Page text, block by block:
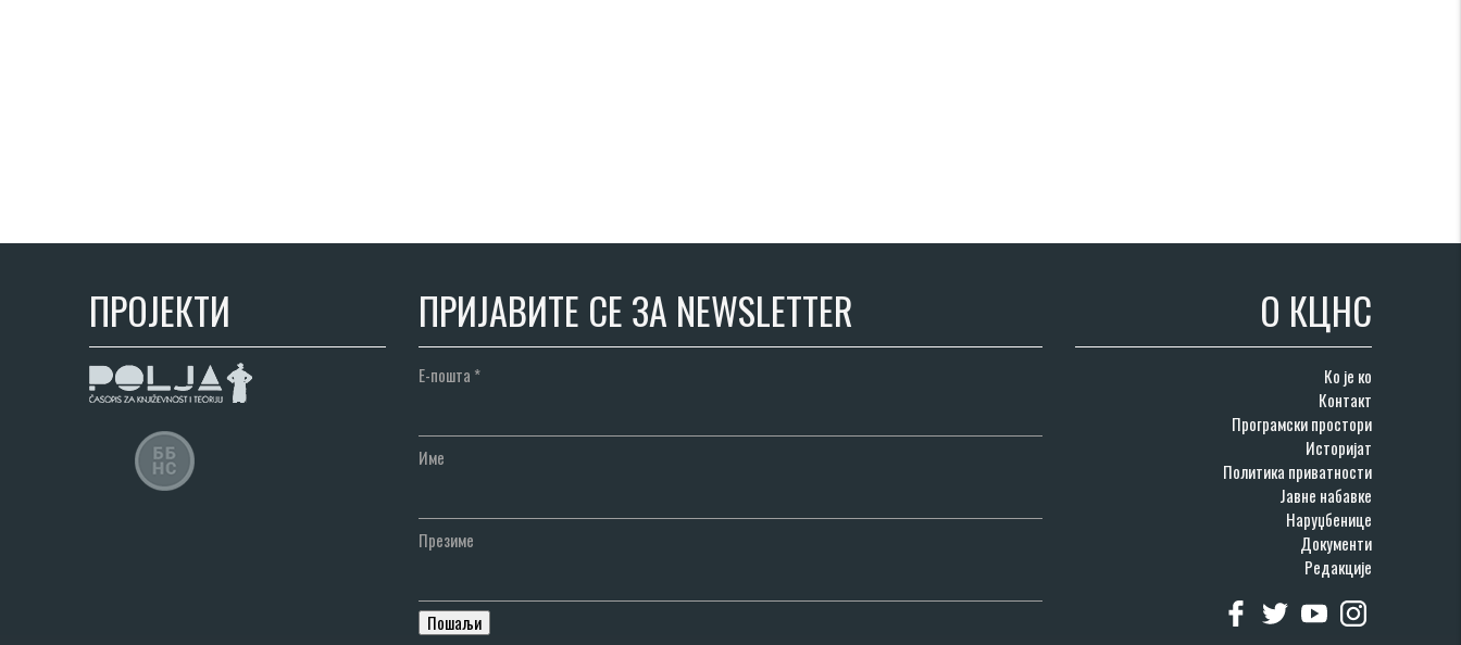
ПРОЈЕКТИ ПРИЈАВИТЕ СЕ ЗА NEWSLETTER
Е-пошта *
Име
Презиме
О КЦНС
Ко је ко
Контакт
Програмски простори
Историјат
Политика приватности
Јавне набавке
Наруџбенице
Документи
Редакције